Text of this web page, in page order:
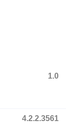
1.0
4.2.2.3561